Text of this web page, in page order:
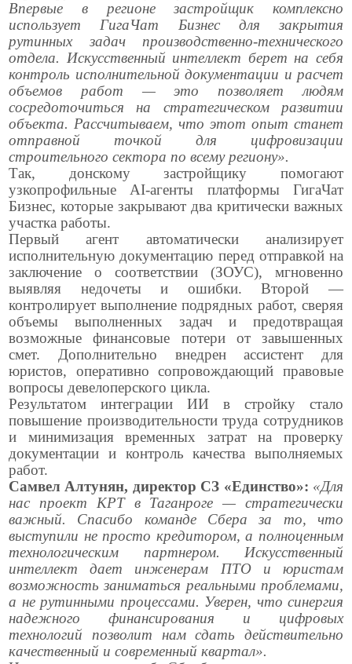
Впервые в регионе застройщик комплексно
использует ГигаЧат Бизнес для закрытия
рутинных задач производственно-технического
отдела. Искусственный интеллект берет на себя
контроль исполнительной документации и расчет
объемов работ — это позволяет людям
сосредоточиться на стратегическом развитии
объекта. Рассчитываем, что этот опыт станет
отправной точкой для цифровизации
строительного сектора по всему региону».
Так, донскому застройщику помогают
узкопрофильные AI-агенты платформы ГигаЧат
Бизнес, которые закрывают два критически важных
участка работы.
Первый агент автоматически анализирует
исполнительную документацию перед отправкой на
заключение о соответствии (ЗОУС), мгновенно
выявляя недочеты и ошибки. Второй —
контролирует выполнение подрядных работ, сверяя
объемы выполненных задач и предотвращая
возможные финансовые потери от завышенных
смет. Дополнительно внедрен ассистент для
юристов, оперативно сопровождающий правовые
вопросы девелоперского цикла.
Результатом интеграции ИИ в стройку стало
повышение производительности труда сотрудников
и минимизация временных затрат на проверку
документации и контроль качества выполняемых
работ.
Самвел Алтунян, директор СЗ «Единство»: «Для
нас проект КРТ в Таганроге — стратегически
важный. Спасибо команде Сбера за то, что
выступили не просто кредитором, а полноценным
технологическим партнером. Искусственный
интеллект дает инженерам ПТО и юристам
возможность заниматься реальными проблемами,
а не рутинными процессами. Уверен, что синергия
надежного финансирования и цифровых
технологий позволит нам сдать действительно
качественный и современный квартал».